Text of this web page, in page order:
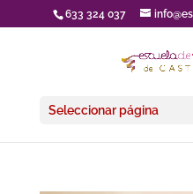
633 324 037
Seleccionar página